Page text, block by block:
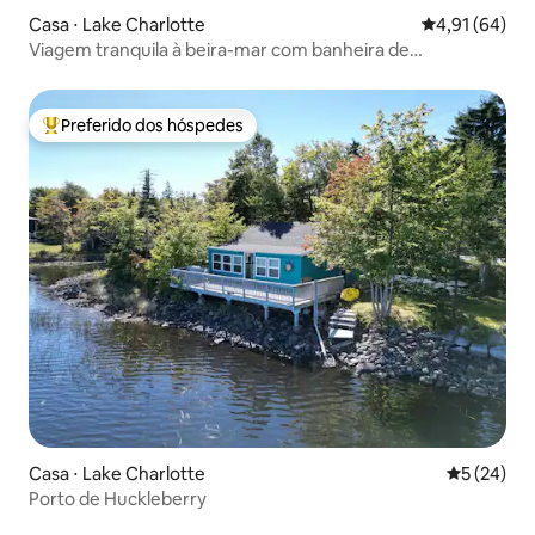
Casa ⋅ Lake Charlotte 4,91 de uma
4,91 (64)
Viagem tranquila à beira-mar com banheira de
Entre os melhores preferidos dos hóspedes
Preferido dos hóspedes
Casa ⋅ Lake Charlotte 5 de uma
5 (24)
Porto de Huckleberry